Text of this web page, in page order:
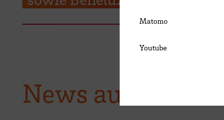
News aus der HSB
Matomo
Youtube